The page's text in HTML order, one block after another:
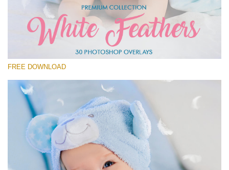
Free Feather Overlay #1
Small 800*600px
White Feathers
(30 Overlays)
Fairy Tale (344 Overlays)
Large 6000*4000px
Entire Collection
(1783 Overlays)
Large 6000*4000px
FREE DOWNLOAD